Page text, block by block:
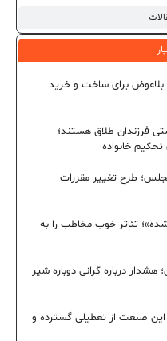
کمک بلاعوض برای ساخت و خرید
فرزندان طلاق هستند؛
تحکیم خانواده
طرح تغییر مقررات
تئاتر خوب مخاطب را به
درباره گرانی دوباره شیر
این صنعت از تعطیلی گسترده و